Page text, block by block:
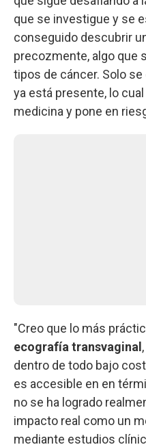
que se investigue y se
conseguido descubrir
precozmente, algo que
tipos de cáncer. Solo
ya está presente, lo
medicina y pone en
"Creo que lo más
ecografía transvaginal
dentro de todo bajo
es accesible en en
no se ha logrado
impacto real como un
mediante estudios